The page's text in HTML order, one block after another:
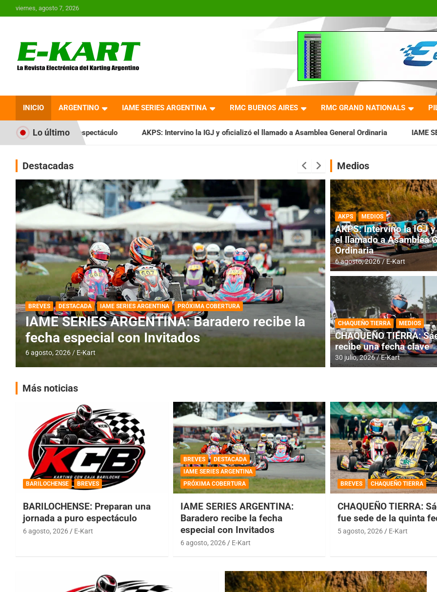
al
viernes, agosto 7, 2026
Revista Electrónica del
Karting en Argentina
INICIO ARGENTINO IAME SERIES ARGENTINA RMC BUENOS AIRES RMC GRAND NATIONALS
Lo últimoAKPS: Intervino la IGJ y oficializó el llamado a Asamblea General Ordinaria IAME SERIES ARGENTINA:
Destacadas
DESTACADA IAME SERIES ARGENTINA
IAME SERIES ARGENTINA: Horarios para la
fecha con Invitados
4 agosto, 2026 E-Kart
DESTACADA INFORME CENTRAL
RMC BUENOS
histórica en
4 agosto, 2026 E-Kart
Medios
AKPS MEDIOS
AKPS: Intervino la IGJ
el llamado a Asamblea
Ordinaria
6 agosto, 2026 E-Kart
CHAQUEÑO TIERRA MEDIOS
CHAQUEÑO TIERRA:
recibe una fecha clave
30 julio, 2026 E-Kart
Más noticias
BARILOCHENSE BREVES
BARILOCHENSE: Preparan una
jornada a puro espectáculo
6 agosto, 2026 E-Kart
BREVES
DESTACADA
IAME SERIES ARGENTINA
PRÓXIMA COBERTURA
IAME SERIES ARGENTINA:
Baradero recibe la fecha
especial con Invitados
6 agosto, 2026 E-Kart
BREVES CHAQUEÑO TIERRA
CHAQUEÑO TIERRA:
fue sede de la quinta
5 agosto, 2026 E-Kart